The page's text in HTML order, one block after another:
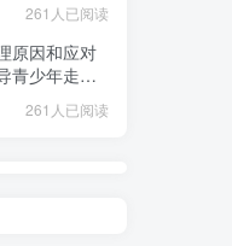
261人已阅读
原因和应对
青少年走出
261人已阅读